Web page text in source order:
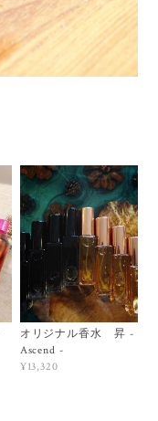
オリジナル香水 昇 -
Ascend -
¥13,320